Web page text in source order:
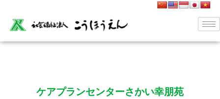
ケアプランセンターさかい幸朋苑